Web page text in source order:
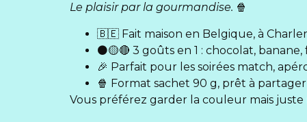
Le plaisir par la gourmandise. 🍿
🇧🇪 Fait maison en Belgique, à
⚫🟡🔴 3 goûts en 1 : chocolat, banane,
🎉 Parfait pour les soirées match,
🍿 Format sachet 90 g, prêt à partager
Vous préférez garder la couleur mais juste